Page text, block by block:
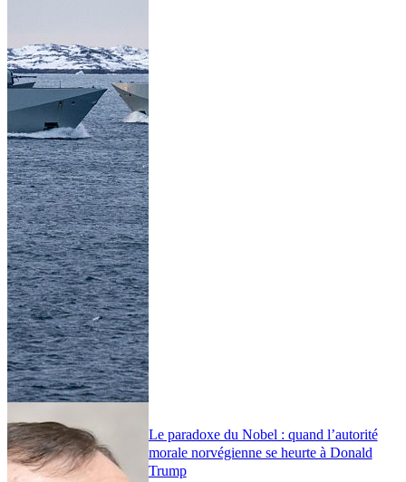
Le paradoxe du Nobel : quand l’autorité
morale norvégienne se heurte à Donald
Trump